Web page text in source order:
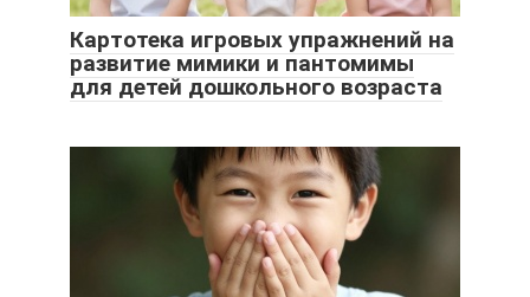
Картотека игровых упражнений на
развитие мимики и пантомимы
для детей дошкольного возраста